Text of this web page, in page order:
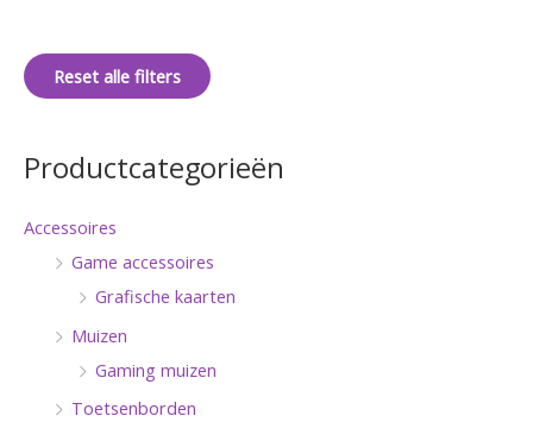
Reset alle filters
Productcategorieën
Accessoires
Game accessoires
Grafische kaarten
Muizen
Gaming muizen
Toetsenborden